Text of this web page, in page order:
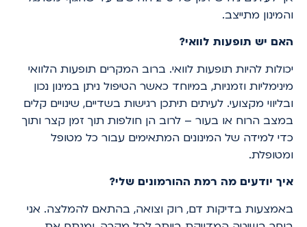
והמינון מתייצב.
האם יש תופעות לוואי?
יכולות להיות תופעות לוואי. ברוב המקרים תופעות הלוואי
מינימליות וזמניות, במיוחד כאשר הטיפול ניתן במינון נכון
ובליווי מקצועי. לעיתים תיתכן רגישות בשדיים, שינויים קלים
במצב הרוח או בעור – לרוב הן חולפות תוך זמן קצר ותוך
כדי למידה של המינונים המתאימים עבור כל מטופל
ומטופלת.
איך יודעים מה רמת ההורמונים שלי?
באמצעות בדיקות דם, רוק וצואה, בהתאם להמלצה. אני